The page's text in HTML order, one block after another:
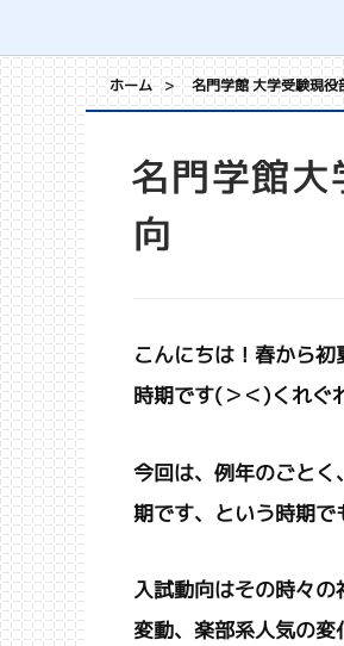
ホーム 名門学館 大学受験現
名門学館
向
こんにちは！春から
時期です(＞＜)くれぐ
今回は、例年のごと
期です、という時期で
入試動向はその時々
変動、楽部系人気の変